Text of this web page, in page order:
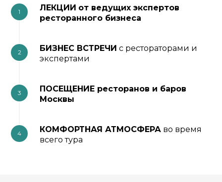
1 ЛЕКЦИИ от ведущих экспертов
ресторанного бизнеса
2 БИЗНЕС ВСТРЕЧИ с рестораторами и
экспертами
3
ПОСЕЩЕНИЕ ресторанов и баров
Москвы
4 КОМФОРТНАЯ АТМОСФЕРА во время
всего тура